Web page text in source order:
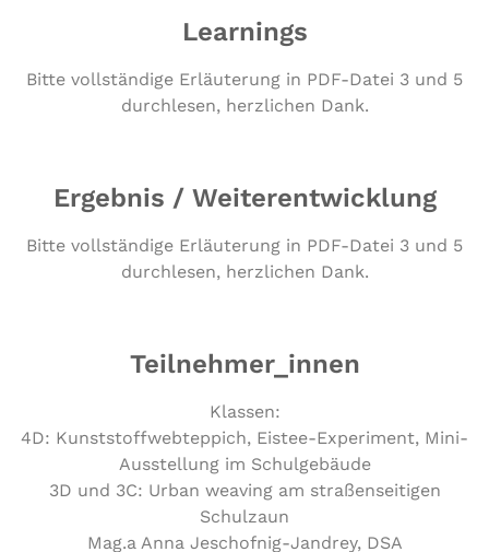
Learnings
Bitte voll­stän­di­ge Erläu­te­rung in PDF-Datei 3 und 5
durch­le­sen, herz­li­chen Dank.
Ergebnis / Weiterentwicklung
Bitte vollständige Erläuterung in PDF-Datei 3 und 5
durchlesen, herzlichen Dank.
Teilnehmer_innen
Klassen:
4D: Kunst­stoff­web­tep­pich, Eistee-Expe­ri­ment, Mini-
Aus­stel­lung im Schulgebäude
3D und 3C: Urban weaving am stra­ßen­sei­ti­gen
Schulzaun
Mag.a Anna Jeschof­nig-Jandrey, DSA